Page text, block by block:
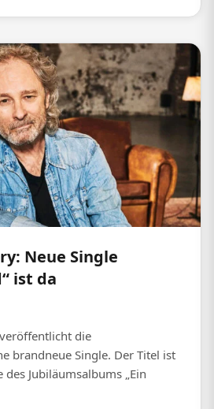
Neue Single
ist da
die
brandneue Single. Der Titel ist
Jubiläumsalbums „Ein